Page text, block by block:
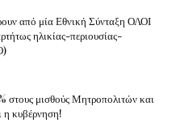
από μία Εθνική Σύνταξη ΟΛΟΙ
ηλικίας-περιουσίας-
στους μισθούς Μητροπολιτών και
η κυβέρνηση!